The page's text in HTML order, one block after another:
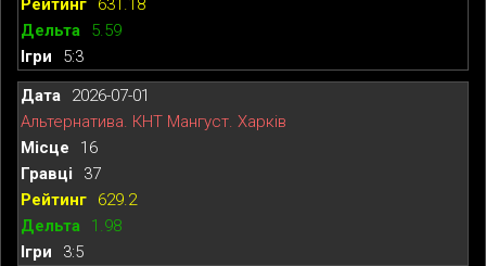
631.18
5.59
5:3
2026-07-01
Альтернатива. КНТ Мангуст. Харків
16
37
629.2
1.98
3:5